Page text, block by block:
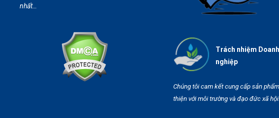
nhất…
Trách nhiệm Doanh
nghiệp
Chúng tôi cam kết cung cấp sản
thiện với môi trường và đạo đức xã hội.